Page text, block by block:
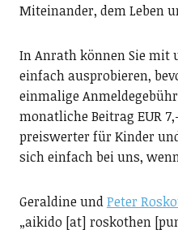
Miteinander, dem Leben
In Anrath können Sie mit
einfach ausprobieren,
einmalige
monatliche Beitrag EUR
preiswerter für Kinder
sich einfach bei uns,
Geraldine undPeter
„aikido [at] roskothen